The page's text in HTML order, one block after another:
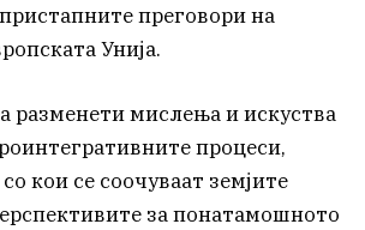
преговори на
Унија.
разменети мислења и искуства
процеси,
кои се соочуваат земјите
за понатамошното